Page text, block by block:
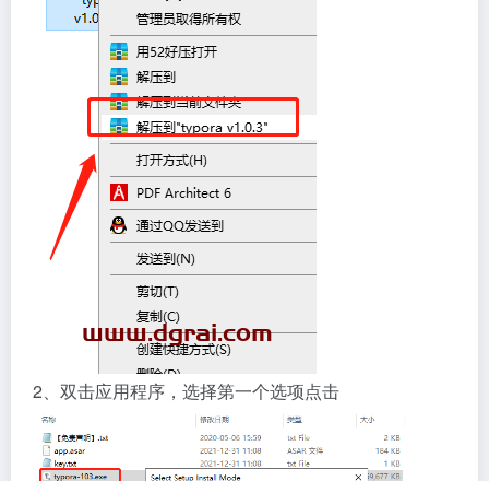
2、双击应用程序，选择第一个选项点击